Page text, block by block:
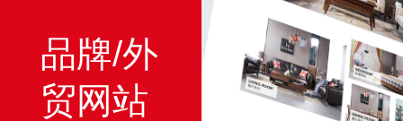
品牌/外
贸网站